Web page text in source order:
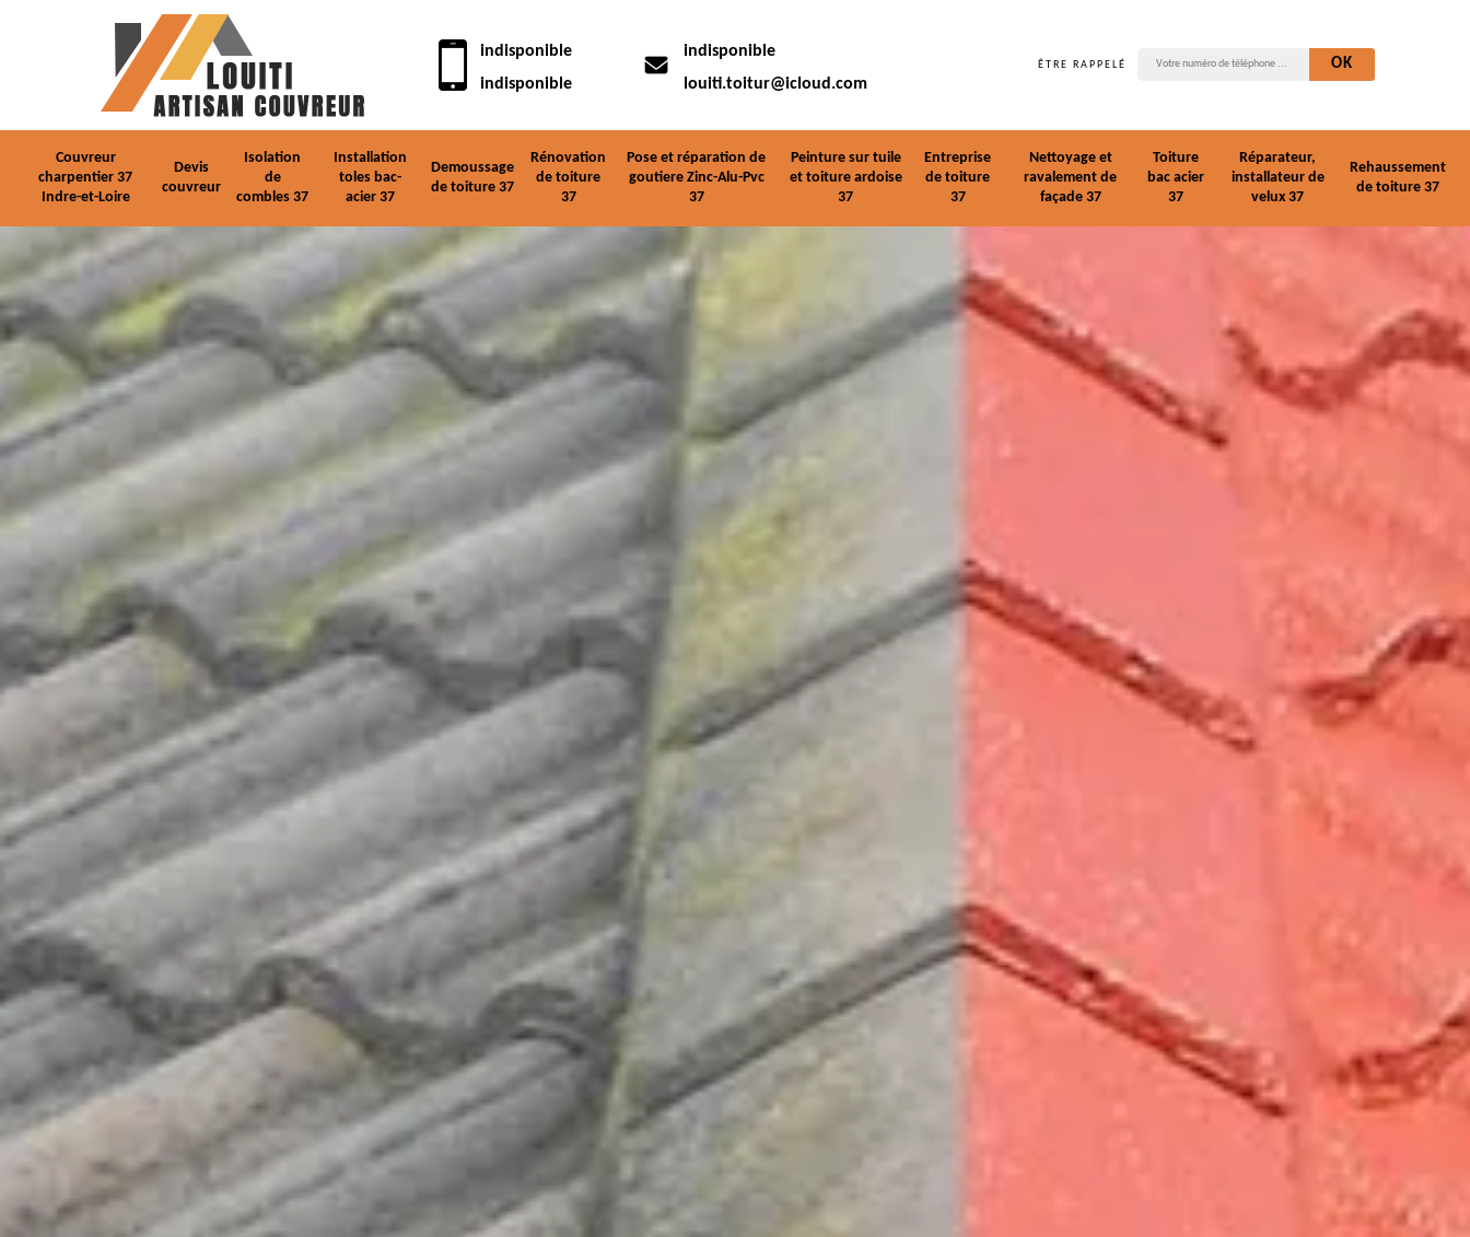
indisponible
indisponible
indisponible
louiti.toitur@icloud.com
ÊTRE RAPPELÉ
Couvreur
charpentier 37
Indre-et-Loire
Devis
couvreur
Isolation
de
combles 37
Installation
toles bac-
acier 37
Demoussage
de toiture 37
Rénovation
de toiture
37
Pose et réparation de
goutiere Zinc-Alu-Pvc
37
Peinture sur tuile
et toiture ardoise
37
Entreprise
de toiture
37
Nettoyage et
ravalement de
façade 37
Toiture
bac acier
37
Réparateur,
installateur de
velux 37
Rehaussement
de toiture 37